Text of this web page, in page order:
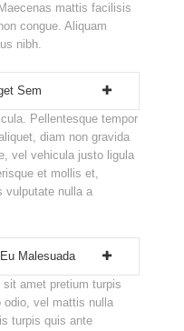
mattis facilisis
congue. Aliquam
nibh.
Sem
Pellentesque tempor
diam non gravida
vel vehicula justo ligula
et mollis et,
vulputate nulla a
Malesuada
amet pretium turpis
odio, vel mattis nulla
turpis quis ante